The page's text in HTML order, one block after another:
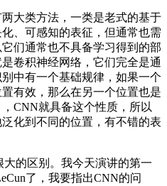
类方法，一类是老式的基于
、可感知的表征，但通常也需
们通常也不具备学习得到的部
卷积神经网络，它们完全是通
中有一个基础规律，如果一个
有效，那么在另一个位置也是
CNN就具备这个性质，所以
化到不同的位置，有不错的表
的区别。我今天演讲的第一
了，我要指出CNN的问